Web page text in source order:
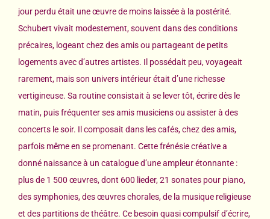
jour perdu était une œuvre de moins laissée à la postérité.
Schubert vivait modestement, souvent dans des conditions
précaires, logeant chez des amis ou partageant de petits
logements avec d’autres artistes. Il possédait peu, voyageait
rarement, mais son univers intérieur était d’une richesse
vertigineuse. Sa routine consistait à se lever tôt, écrire dès le
matin, puis fréquenter ses amis musiciens ou assister à des
concerts le soir. Il composait dans les cafés, chez des amis,
parfois même en se promenant. Cette frénésie créative a
donné naissance à un catalogue d’une ampleur étonnante :
plus de 1 500 œuvres, dont 600 lieder, 21 sonates pour piano,
des symphonies, des œuvres chorales, de la musique religieuse
et des partitions de théâtre. Ce besoin quasi compulsif d’écrire,